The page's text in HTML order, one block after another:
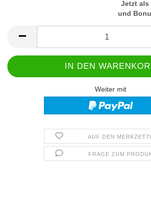
Jetzt als
und
Weiter mit
AUF DEN
FRAGE ZUM